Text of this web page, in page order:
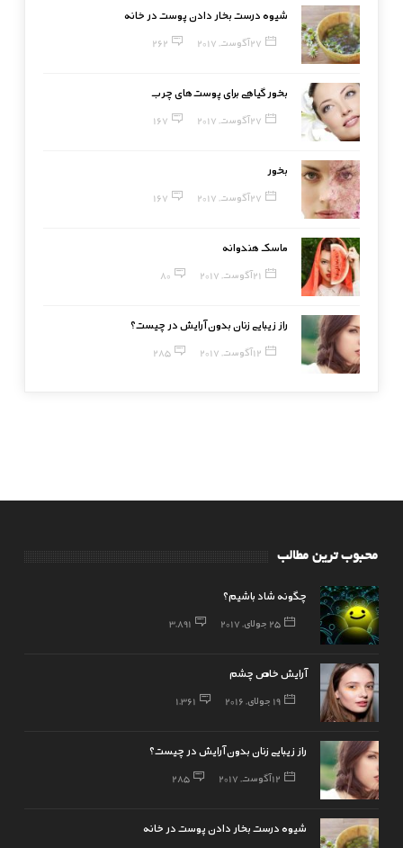
شیوه درست بخار دادن پوست در خانه
27 آگوست, 2017 262
بخور گیاهی برای پوست‌های چرب
27 آگوست, 2017 167
بخور
27 آگوست, 2017 167
ماسک هندوانه
21 آگوست, 2017 80
راز زیبایی زنان بدون آرایش در چیست؟
12 آگوست, 2017 285
محبوب ترین مطالب
چگونه شاد باشیم؟
25 جولای, 2017 3,891
آرایش خاص چشم
19 جولای, 2016 1,361
راز زیبایی زنان بدون آرایش در چیست؟
12 آگوست, 2017 285
شیوه درست بخار دادن پوست در خانه